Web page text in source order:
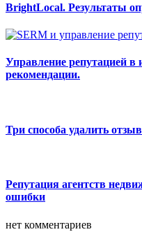
BrightLocal. Результаты
Управление репутацией в
рекомендации.
Три способа удалить
Репутация агентств
ошибки
нет комментариев